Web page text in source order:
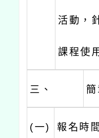
活動，
課程使
三、
(一) 報名時